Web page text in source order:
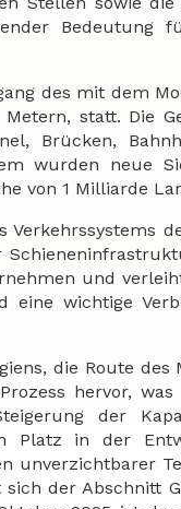
des mit dem
statt. Die
Brücken,
wurden neue
von 1 Milliarde
und
wichtige
die Route
hervor,
der
Platz in der
unverzichtbarer
der Abschnitt